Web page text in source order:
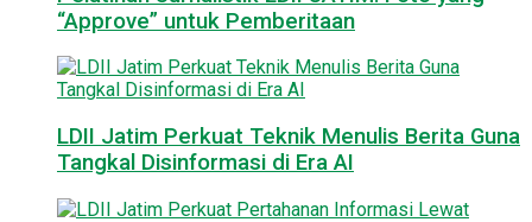
“Approve” untuk Pemberitaan
LDII Jatim Perkuat Teknik Menulis Berita Guna
Tangkal Disinformasi di Era AI